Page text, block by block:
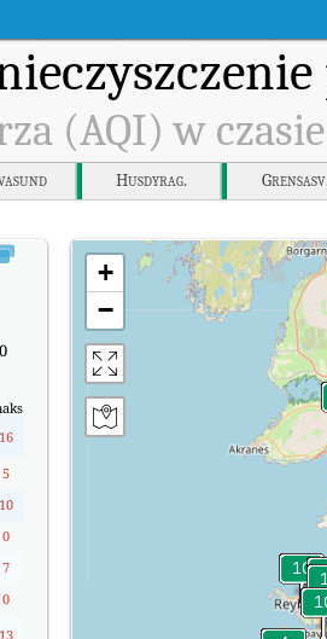
(AQI) w
Husdyrag.
rzeczywistym.
16
5
10
0
7
0
13
+
−